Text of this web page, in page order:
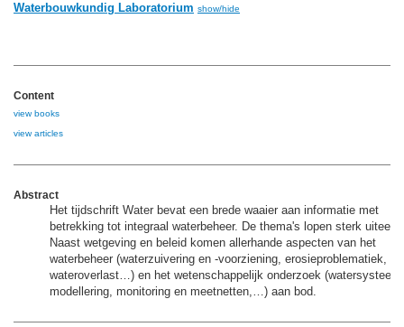
Waterbouwkundig Laboratorium show/hide
Content
view books
view articles
Abstract
Het tijdschrift Water bevat een brede waaier aan informatie met
betrekking tot integraal waterbeheer. De thema's lopen sterk uiteen.
Naast wetgeving en beleid komen allerhande aspecten van het
waterbeheer (waterzuivering en -voorziening, erosieproblematiek,
wateroverlast…) en het wetenschappelijk onderzoek (watersysteem,
modellering, monitoring en meetnetten,…) aan bod.